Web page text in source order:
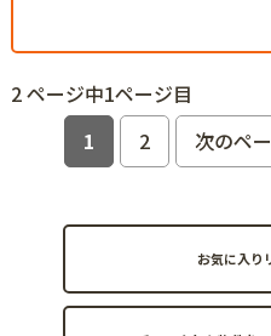
2 ページ中1ページ目
1
2 次のペ
お気に入り